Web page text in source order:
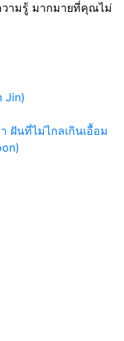
ามรู้ มากมายที่คุณไม่
Jin)
ฝันที่ไม่ไกลเกินเอื้อม